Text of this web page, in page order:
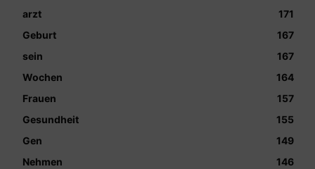
arzt
171
Geburt
167
sein
167
Wochen
164
Frauen
157
Gesundheit
155
Gen
149
Nehmen
146